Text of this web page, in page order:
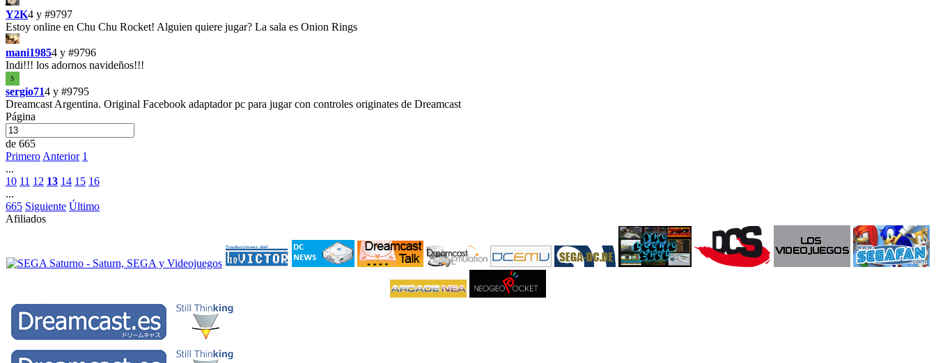
Y2K4 y #9797
Estoy online en Chu Chu Rocket! Alguien quiere jugar? La sala es Onion Rings
mani19854 y #9796
Indi!!! los adornos navideños!!!
S
sergio714 y #9795
Dreamcast Argentina. Original Facebook adaptador pc para jugar con controles originates de Dreamcast
Página
de 665
Primero Anterior 1
...
10 11 12 13 14 15 16
...
665 Siguiente Último
Afiliados